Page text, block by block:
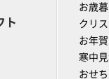
ト
お歳暮
クリ
お年賀
寒中
おせち